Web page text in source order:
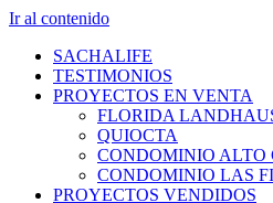
Ir al contenido
SACHALIFE
TESTIMONIOS
PROYECTOS EN VENTA
FLORIDA
QUIOCTA
CONDOMINIO ALTO
CONDOMINIO LAS
PROYECTOS VENDIDOS